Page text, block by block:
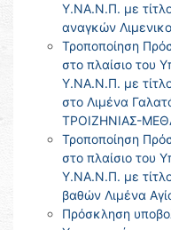
Υ.ΝΑ.Ν.Π. με
αναγκών
Τροποποίηση
στο πλαίσιο του
Υ.ΝΑ.Ν.Π. με
στο Λιμένα
ΤΡΟΙΖΗΝΙΑΣ-
Τροποποίηση
στο πλαίσιο του
Υ.ΝΑ.Ν.Π. με
βαθών Λιμένα
Πρόσκληση